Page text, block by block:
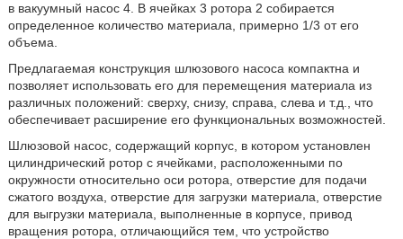
в вакуумный насос 4. В ячейках 3 ротора 2 собирается
определенное количество материала, примерно 1/3 от его
объема.
Предлагаемая конструкция шлюзового насоса компактна и
позволяет использовать его для перемещения материала из
различных положений: сверху, снизу, справа, слева и т.д., что
обеспечивает расширение его функциональных возможностей.
Шлюзовой насос, содержащий корпус, в котором установлен
цилиндрический ротор с ячейками, расположенными по
окружности относительно оси ротора, отверстие для подачи
сжатого воздуха, отверстие для загрузки материала, отверстие
для выгрузки материала, выполненные в корпусе, привод
вращения ротора, отличающийся тем, что устройство